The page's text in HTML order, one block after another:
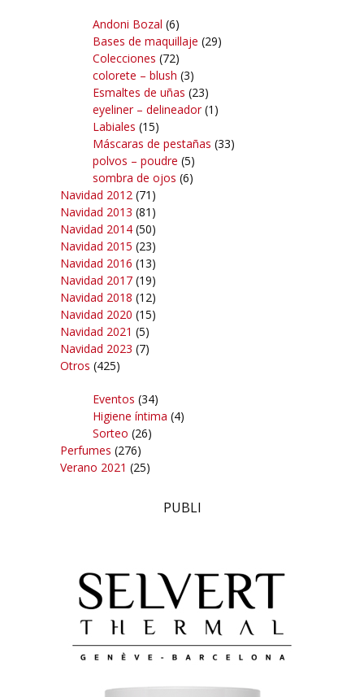
Andoni Bozal (6)
Bases de maquillaje (29)
Colecciones (72)
colorete – blush (3)
Esmaltes de uñas (23)
eyeliner – delineador(1)
Labiales (15)
Máscaras de pestañas (33)
polvos – poudre (5)
sombra de ojos (6)
Navidad 2012 (71)
Navidad 2013 (81)
Navidad 2014 (50)
Navidad 2015 (23)
Navidad 2016 (13)
Navidad 2017 (19)
Navidad 2018 (12)
Navidad 2020 (15)
Navidad 2021 (5)
Navidad 2023 (7)
Otros (425)
Eventos (34)
Higiene íntima (4)
Sorteo (26)
Perfumes (276)
Verano 2021 (25)
PUBLI